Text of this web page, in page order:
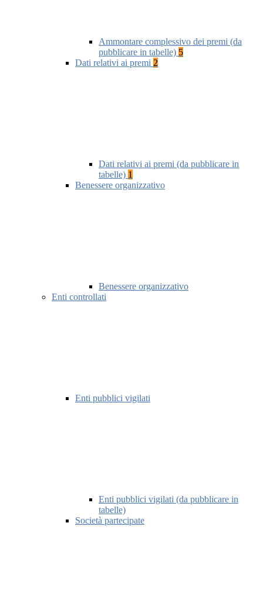
Ammontare complessivo dei premi (da
pubblicare in tabelle) 5
Dati relativi ai premi 2
Dati relativi ai premi (da pubblicare in
tabelle) 1
Benessere organizzativo
Benessere organizzativo
Enti controllati
Enti pubblici vigilati
Enti pubblici vigilati (da pubblicare in
tabelle)
Società partecipate